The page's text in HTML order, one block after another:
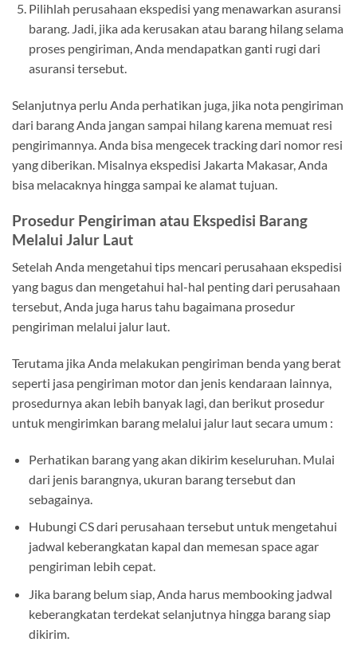
Pilihlah perusahaan ekspedisi yang menawarkan asuransi
barang. Jadi, jika ada kerusakan atau barang hilang selama
proses pengiriman, Anda mendapatkan ganti rugi dari
asuransi tersebut.
Selanjutnya perlu Anda perhatikan juga, jika nota pengiriman
dari barang Anda jangan sampai hilang karena memuat resi
pengirimannya. Anda bisa mengecek tracking dari nomor resi
yang diberikan. Misalnya ekspedisi Jakarta Makasar, Anda
bisa melacaknya hingga sampai ke alamat tujuan.
Prosedur Pengiriman atau Ekspedisi Barang
Melalui Jalur Laut
Setelah Anda mengetahui tips mencari perusahaan ekspedisi
yang bagus dan mengetahui hal-hal penting dari perusahaan
tersebut, Anda juga harus tahu bagaimana prosedur
pengiriman melalui jalur laut.
Terutama jika Anda melakukan pengiriman benda yang berat
seperti jasa pengiriman motor dan jenis kendaraan lainnya,
prosedurnya akan lebih banyak lagi, dan berikut prosedur
untuk mengirimkan barang melalui jalur laut secara umum :
Perhatikan barang yang akan dikirim keseluruhan. Mulai
dari jenis barangnya, ukuran barang tersebut dan
sebagainya.
Hubungi CS dari perusahaan tersebut untuk mengetahui
jadwal keberangkatan kapal dan memesan space agar
pengiriman lebih cepat.
Jika barang belum siap, Anda harus membooking jadwal
keberangkatan terdekat selanjutnya hingga barang siap
dikirim.